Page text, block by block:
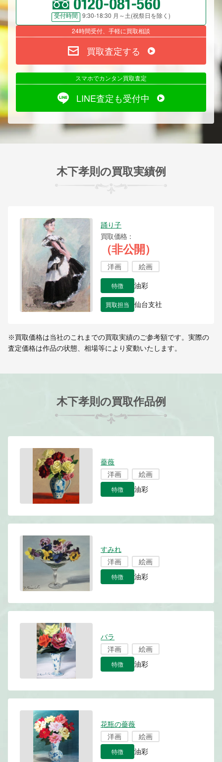
受付時間
9:30-18:30 月～土(祝祭日を除く)
24時間受付、手軽に買取相談
買取査定する
スマホでカンタン買取査定
LINE査定も受付中
木下孝則の買取実績例
踊り子
買取価格
（非公開）
洋画 絵画
特徴 油彩
買取担当 仙台支社
※買取価格は当社のこれまでの買取実績のご参考額です。実際の
査定価格は作品の状態、相場等により変動いたします。
木下孝則の買取作品例
薔薇
洋画
絵画
特徴 油彩
すみれ
洋画
絵画
特徴 油彩
バラ
洋画
絵画
特徴 油彩
花瓶の薔薇
洋画
絵画
特徴 油彩